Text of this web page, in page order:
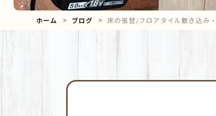
ホーム ブログ 床の張替/フロアタイル敷き込み